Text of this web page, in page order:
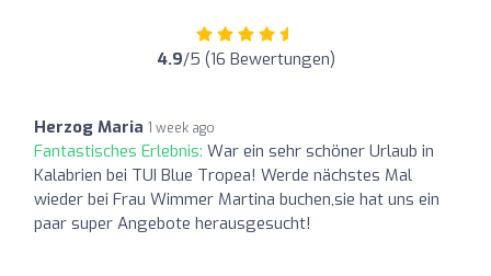
4.9/5 (16 Bewertungen)
Herzog Maria 1 week ago
Fantastisches Erlebnis: War ein sehr schöner Urlaub in
Kalabrien bei TUI Blue Tropea! Werde nächstes Mal
wieder bei Frau Wimmer Martina buchen,sie hat uns ein
paar super Angebote herausgesucht!